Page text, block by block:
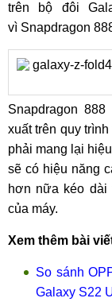
trên bộ đôi
vì Snapdragon
Snapdragon
xuất trên quy
phải mang lại
sẽ có hiệu năng
hơn nữa kéo
của máy.
Xem thêm bài
So sánh
Galaxy S22